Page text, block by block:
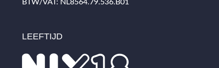
BTW/VAT: NL8564.79.536.B01
LEEFTIJD